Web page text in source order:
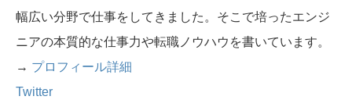
幅広い分野で仕事をしてきました。そこで培ったエンジ
ニアの本質的な仕事力や転職ノウハウを書いています。
→ プロフィール詳細
Twitter